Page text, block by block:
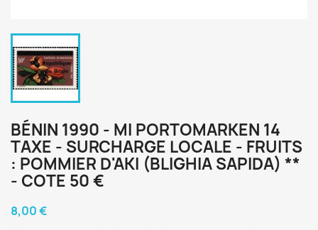
BÉNIN 1990 - MI PORTOMARKEN 14
TAXE - SURCHARGE LOCALE - FRUITS
: POMMIER D'AKI (BLIGHIA SAPIDA) **
- COTE 50 €
8,00 €